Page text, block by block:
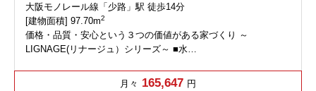
大阪モノレール線「少路」駅 徒歩14分
[建物面積] 97.70m2
価格・品質・安心という３つの価値がある家づくり ～
LIGNAGE(リナージュ）シリーズ～ ■水…
月々 165,647 円